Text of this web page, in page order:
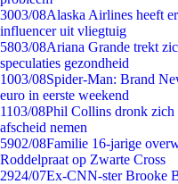
3003/08Alaska Airlines heeft
influencer uit vliegtuig
5803/08Ariana Grande trekt
speculaties gezondheid
1003/08Spider-Man: Brand
euro in eerste weekend
1103/08Phil Collins dronk zich
afscheid nemen
5902/08Familie 16-jarige
Roddelpraat op Zwarte Cross
2924/07Ex-CNN-ster Brooke